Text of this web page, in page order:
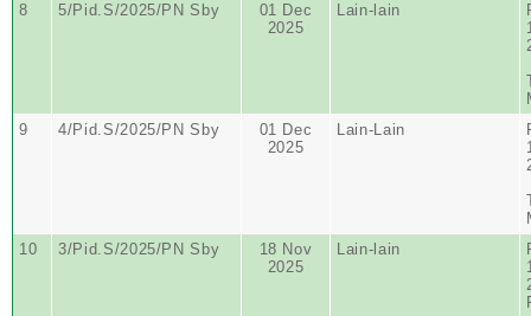
8
5/Pid.S/2025/PN Sby
01 Dec
2025
Lain-lain
9
4/Pid.S/2025/PN Sby
01 Dec
2025
Lain-Lain
10
3/Pid.S/2025/PN Sby
18 Nov
2025
Lain-lain